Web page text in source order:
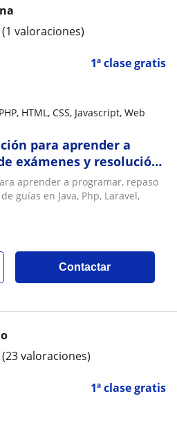
1ª clase gratis
(1 valoraciones)
HTML, CSS, Javascript, Web
para aprender a
exámenes y resolución
Laravel, Python y más
aprender a programar, repaso
guías en Java, Php, Laravel,
Contactar
1ª clase gratis
(23 valoraciones)